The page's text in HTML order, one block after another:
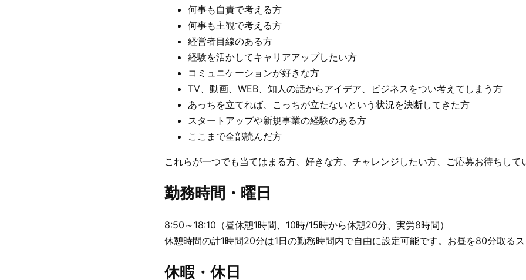
何事も自責で考える方
何事も主観で考える方
経営者目線のある方
経験を活かしてキャリアアップしたい方
コミュニケーションが好きな方
TV、動画、WEB、知人の話からアイデア、ビジネスをつい考えてしまう方
あっちを立てれば、こっちが立たないという状況を決断してきた方
スタートアップや新規事業の経験のある方
ここまで全部読んだ方
これらが一つでも当てはまる方、好きな方、チャレンジしたい方、ご応募お待ちして
勤務時間・曜日
8:50～18:10（昼休憩1時間、10時/15時から休憩20分、実労8時間）
休憩時間の計1時間20分は1日の勤務時間内で自由に設定可能です。お昼を80分取るス
休暇・休日